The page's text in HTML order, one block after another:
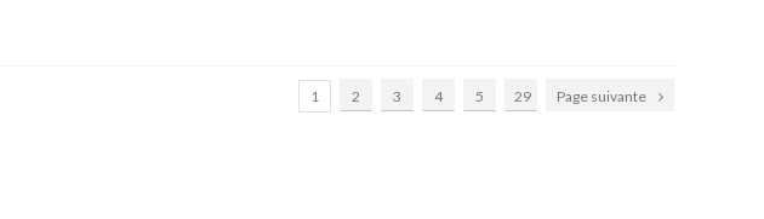
1 2 3 4 5 29 Page suivante